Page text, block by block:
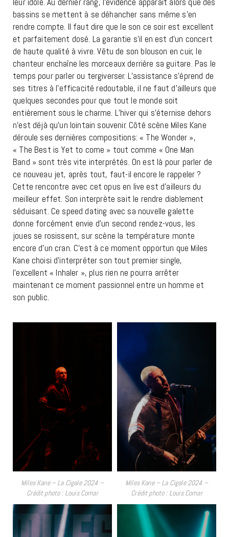
bassins se mettent à se déhancher sans même s’en
rendre compte. Il faut dire que le son ce soir est excellent
et parfaitement dosé. La garantie s’il en est d’un concert
de haute qualité à vivre. Vêtu de son blouson en cuir, le
chanteur enchaîne les morceaux derrière sa guitare. Pas le
temps pour parler ou tergiverser. L’assistance s’éprend de
ses titres à l’efficacité redoutable, il ne faut d’ailleurs que
quelques secondes pour que tout le monde soit
entièrement sous le charme. L’hiver qui s’éternise dehors
n’est déjà qu’un lointain souvenir. Côté scène Miles Kane
déroule ses dernières compositions: « The Wonder »,
« The Best is Yet to come » tout comme « One Man
Band » sont très vite interprétés. On est là pour parler de
ce nouveau jet, après tout, faut-il encore le rappeler ?
Cette rencontre avec cet opus en live est d’ailleurs du
meilleur effet. Son interprète sait le rendre diablement
séduisant. Ce speed dating avec sa nouvelle galette
donne forcément envie d’un second rendez-vous, les
joues se rosissent, sur scène la température monte
encore d’un cran. C’est à ce moment opportun que Miles
Kane choisi d’interpréter son tout premier single,
l’excellent « Inhaler », plus rien ne pourra arrêter
maintenant ce moment passionnel entre un homme et
son public.
Miles Kane – La Cigale 2024 –
Crédit photo : Louis Comar
Miles Kane – La Cigale 2024 –
Crédit photo : Louis Comar